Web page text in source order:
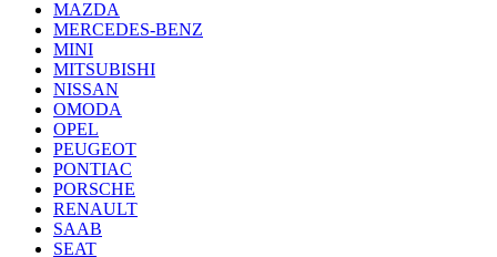
MAZDA
MERCEDES-BENZ
MINI
MITSUBISHI
NISSAN
OMODA
OPEL
PEUGEOT
PONTIAC
PORSCHE
RENAULT
SAAB
SEAT